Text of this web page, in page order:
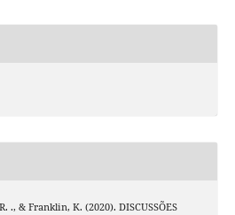
., & Franklin, K. (2020). DISCUSSÕES